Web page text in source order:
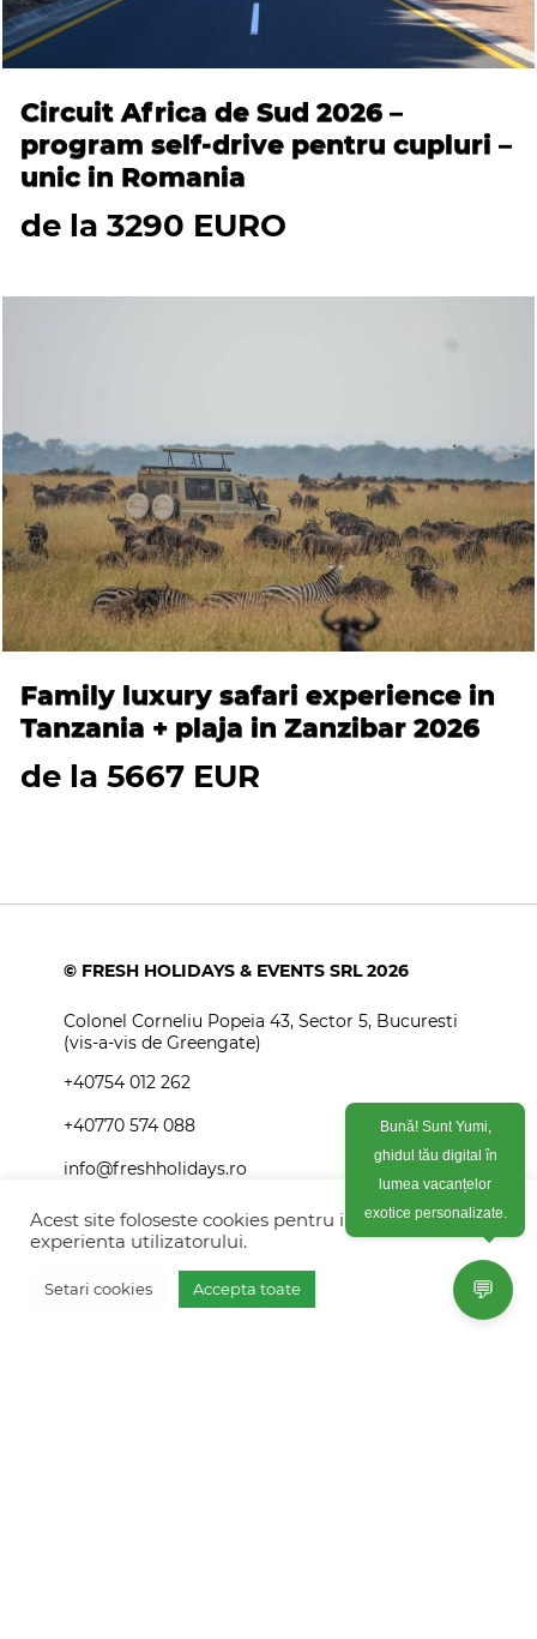
Circuit Africa de Sud 2026 –
program self-drive pentru cupluri –
unic in Romania
de la 3290 EURO
Family luxury safari experience in
Tanzania + plaja in Zanzibar 2026
de la 5667 EUR
Vreau oferta personalizata
© FRESH HOLIDAYS & EVENTS SRL 2026
Colonel Corneliu Popeia 43, Sector 5, Bucuresti
(vis-a-vis de Greengate)
+40754 012 262
+40770 574 088
info@freshholidays.ro
Povestile noastre
Contact Fresh Holidays
Acest site foloseste cookies pentru imbunatati
experienta utilizatorului.
Setari cookies Accepta toate 💬
Bună! Sunt Yumi,
ghidul tău digital în
lumea vacanțelor
exotice personalizate.